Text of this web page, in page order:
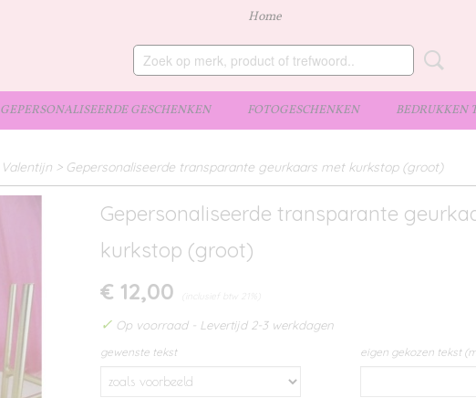
Home
GEPERSONALISEERDE GESCHENKEN FOTOGESCHENKEN BEDRUKKEN
Valentijn > Gepersonaliseerde transparante geurkaars met kurkstop (groot)
Gepersonaliseerde transparante
kurkstop (groot)
€ 12,00 (inclusief btw 21%)
✓ Op voorraad - Levertijd 2-3 werkdagen
gewenste tekst eigen gekozen tekst